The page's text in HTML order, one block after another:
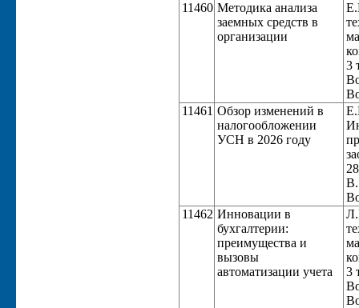
11460 Методика анализа
заемных средств в
организации
3
11461 Обзор изменений в
налогообложении
УСН в 2026 году
11462 Инновации в
бухгалтерии:
преимущества и
вызовы
автоматизации учета
3